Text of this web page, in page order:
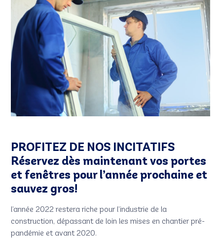
PROFITEZ DE NOS INCITATIFS
Réservez dès maintenant vos portes
et fenêtres pour l’année prochaine et
sauvez gros!
l’année 2022 restera riche pour l’industrie de la
construction, dépassant de loin les mises en chantier pré-
pandémie et avant 2020.